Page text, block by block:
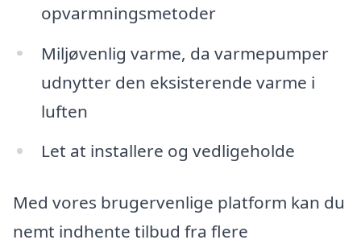
opvarmningsmetoder
Miljøvenlig varme, da varmepumper
udnytter den eksisterende varme i
luften
Let at installere og vedligeholde
Med vores brugervenlige platform kan du
nemt indhente tilbud fra flere